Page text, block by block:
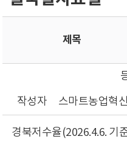
제목
작성자
스마트농업혁
경북저수율(2026.4.6. 기